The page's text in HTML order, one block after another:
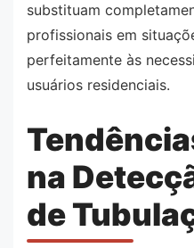
substituam
profissionais em
perfeitamente às
usuários residenciais.
na
de